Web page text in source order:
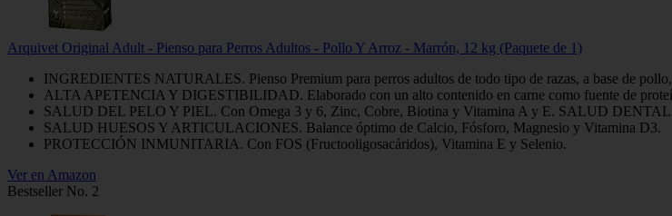
Arquivet Original Adult - Pienso para Perros Adultos - Pollo Y Arroz - Marrón, 12 kg (Paquete de 1)
INGREDIENTES NATURALES. Pienso Premium para perros adultos de todo tipo de razas, a base de
ALTA APETENCIA Y DIGESTIBILIDAD. Elaborado con un alto contenido en carne como fuente de
SALUD DEL PELO Y PIEL. Con Omega 3 y 6, Zinc, Cobre, Biotina y Vitamina A y E. SALUD DENTAL.
SALUD HUESOS Y ARTICULACIONES. Balance óptimo de Calcio, Fósforo, Magnesio y Vitamina D3.
PROTECCIÓN INMUNITARIA. Con FOS (Fructooligosacáridos), Vitamina E y Selenio.
Ver en Amazon
Bestseller No. 2